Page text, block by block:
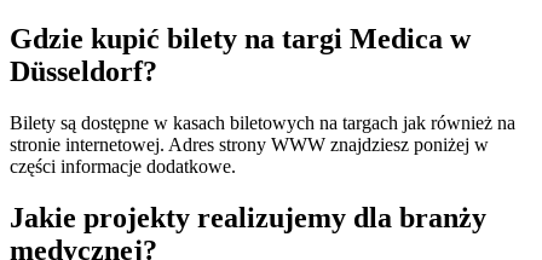
Gdzie kupić bilety na targi Medica w
Düsseldorf?
Bilety są dostępne w kasach biletowych na targach jak również na
stronie internetowej. Adres strony WWW znajdziesz poniżej w
części informacje dodatkowe.
Jakie projekty realizujemy dla branży
medycznej?